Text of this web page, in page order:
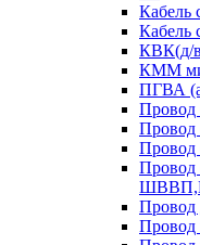
Кабель
КВК(д/
КММ
ПГВА
Провод
Провод
Провод